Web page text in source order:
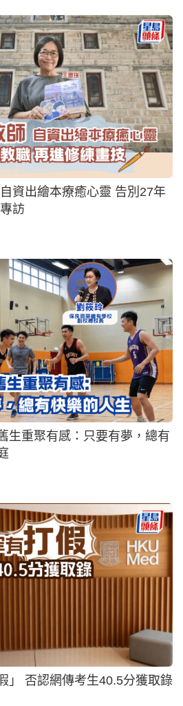
資出繪本療癒心靈 告別27年
訪
生重聚有感：只要有夢，總有
」 否認網傳考生40.5分獲取錄